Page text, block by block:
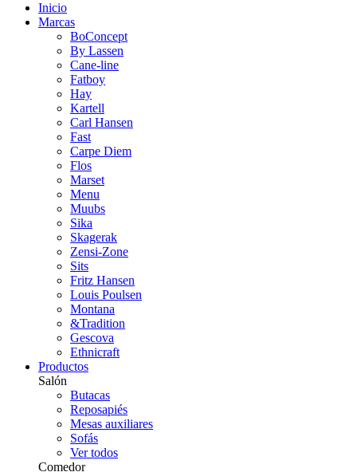
Inicio
Marcas
BoConcept
By Lassen
Cane-line
Fatboy
Hay
Kartell
Carl Hansen
Fast
Carpe Diem
Flos
Marset
Menu
Muubs
Sika
Skagerak
Zensi-Zone
Sits
Fritz Hansen
Louis Poulsen
Montana
&Tradition
Gescova
Ethnicraft
Productos
Salón
Butacas
Reposapiés
Mesas auxiliares
Sofás
Ver todos
Comedor